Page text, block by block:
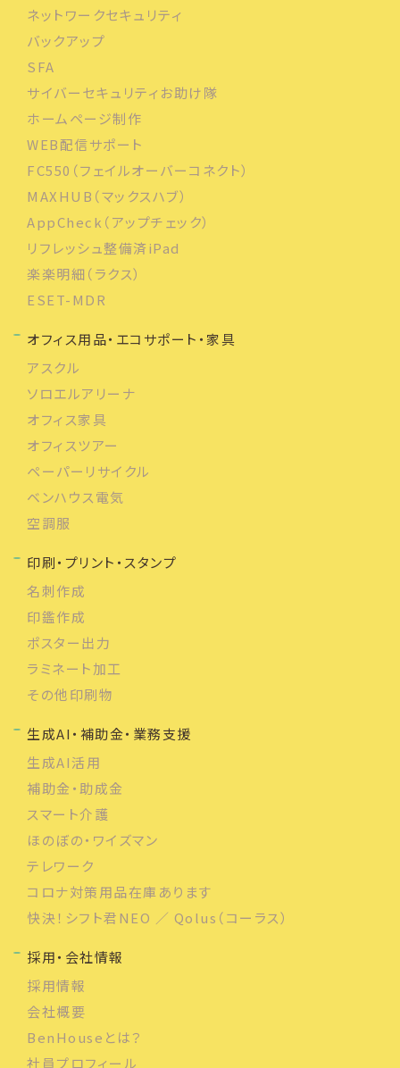
ネットワークセキュリティ
バックアップ
SFA
サイバーセキュリティお助け隊
ホームページ制作
WEB配信サポート
FC550（フェイルオーバーコネクト）
MAXHUB（マックスハブ）
AppCheck（アップチェック）
リフレッシュ整備済iPad
楽楽明細（ラクス）
ESET-MDR
オフィス用品・エコサポート・家具
アスクル
ソロエルアリーナ
オフィス家具
オフィスツアー
ペーパーリサイクル
ベンハウス電気
空調服
印刷・プリント・スタンプ
名刺作成
印鑑作成
ポスター出力
ラミネート加工
その他印刷物
生成AI・補助金・業務支援
生成AI活用
補助金・助成金
スマート介護
ほのぼの・ワイズマン
テレワーク
コロナ対策用品在庫あります
快決！シフト君NEO ／ Qolus（コーラス）
採用・会社情報
採用情報
会社概要
BenHouseとは？
社員プロフィール